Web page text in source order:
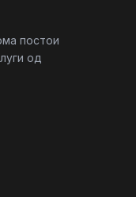
постои
од